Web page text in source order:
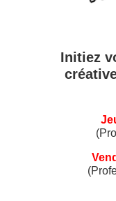
Initiez